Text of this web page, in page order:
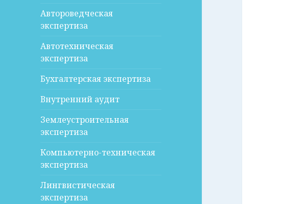
Автороведческая
экспертиза
Автотехническая
экспертиза
Бухгалтерская экспертиза
Внутренний аудит
Землеустроительная
экспертиза
Компьютерно-техническая
экспертиза
Лингвистическая
экспертиза